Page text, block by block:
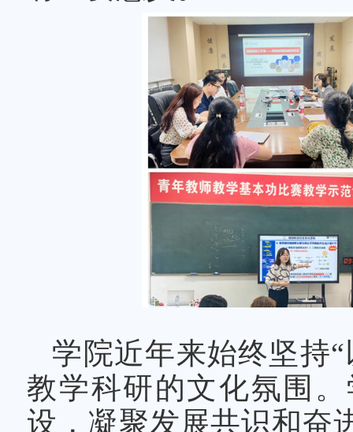
学院近年来始终坚持
教学科研的文化氛围
设，凝聚发展共识和奋